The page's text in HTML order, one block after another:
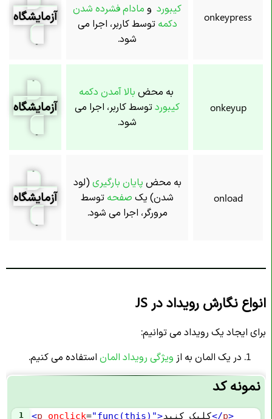
onkeypress
کیبورد و مادام فشرده شدن
دکمه توسط کاربر، اجرا می
شود.
آزمایشگاه
onkeyup
به محض بالا آمدن دکمه
کیبوردتوسط کاربر، اجرا می
شود.
آزمایشگاه
onload
به محض پایان بارگیری(لود
شدن) یک صفحه توسط
مرورگر، اجرا می شود.
آزمایشگاه
انواع نگارش رویداد در JS
برای ایجاد یک رویداد می توانیم:
در یک المان به از ویژگی رویداد المان استفاده می کنیم.
نمونه کد
1 <p onclick="func(this)">کلیک کنید</p>